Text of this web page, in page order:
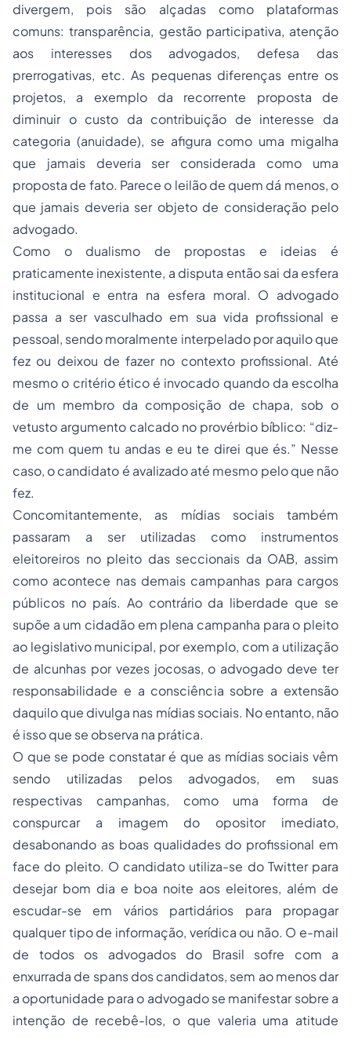
divergem, pois são alçadas como plataformas
comuns: transparência, gestão participativa, atenção
aos interesses dos advogados, defesa das
prerrogativas, etc. As pequenas diferenças entre os
projetos, a exemplo da recorrente proposta de
diminuir o custo da contribuição de interesse da
categoria (anuidade), se afigura como uma migalha
que jamais deveria ser considerada como uma
proposta de fato. Parece o leilão de quem dá menos, o
que jamais deveria ser objeto de consideração pelo
advogado.
Como o dualismo de propostas e ideias é
praticamente inexistente, a disputa então sai da esfera
institucional e entra na esfera moral. O advogado
passa a ser vasculhado em sua vida profissional e
pessoal, sendo moralmente interpelado por aquilo que
fez ou deixou de fazer no contexto profissional. Até
mesmo o critério ético é invocado quando da escolha
de um membro da composição de chapa, sob o
vetusto argumento calcado no provérbio bíblico: “diz-
me com quem tu andas e eu te direi que és.” Nesse
caso, o candidato é avalizado até mesmo pelo que não
fez.
Concomitantemente, as mídias sociais também
passaram a ser utilizadas como instrumentos
eleitoreiros no pleito das seccionais da OAB, assim
como acontece nas demais campanhas para cargos
públicos no país. Ao contrário da liberdade que se
supõe a um cidadão em plena campanha para o pleito
ao legislativo municipal, por exemplo, com a utilização
de alcunhas por vezes jocosas, o advogado deve ter
responsabilidade e a consciência sobre a extensão
daquilo que divulga nas mídias sociais. No entanto, não
é isso que se observa na prática.
O que se pode constatar é que as mídias sociais vêm
sendo utilizadas pelos advogados, em suas
respectivas campanhas, como uma forma de
conspurcar a imagem do opositor imediato,
desabonando as boas qualidades do profissional em
face do pleito. O candidato utiliza-se do Twitter para
desejar bom dia e boa noite aos eleitores, além de
escudar-se em vários partidários para propagar
qualquer tipo de informação, verídica ou não. O e-mail
de todos os advogados do Brasil sofre com a
enxurrada de spans dos candidatos, sem ao menos dar
a oportunidade para o advogado se manifestar sobre a
intenção de recebê-los, o que valeria uma atitude